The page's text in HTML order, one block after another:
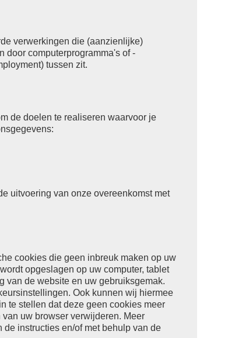
verwerkingen die (aanzienlijke)
door computerprogramma's of -
tussen zit.
de doelen te realiseren waarvoor je
uitvoering van onze overeenkomst met
cookies die geen inbreuk maken op uw
opgeslagen op uw computer, tablet
van de website en uw gebruiksgemak.
Ook kunnen wij hiermee
te stellen dat deze geen cookies meer
uw browser verwijderen. Meer
instructies en/of met behulp van de